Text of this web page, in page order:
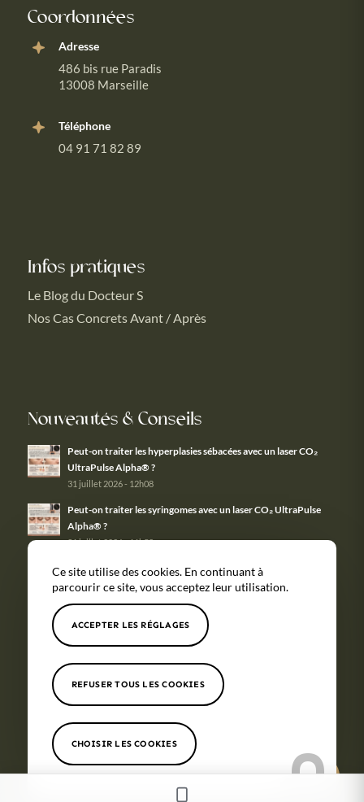
Coordonnées
Adresse
486 bis rue Paradis
13008 Marseille
Téléphone
04 91 71 82 89
Infos pratiques
Le Blog du Docteur S
Nos Cas Concrets Avant / Après
Nouveautés & Conseils
Peut-on traiter les hyperplasies sébacées avec un laser CO₂
UltraPulse Alpha® ?
31 juillet 2026 - 12h08
Peut-on traiter les syringomes avec un laser CO₂ UltraPulse
Alpha® ?
31 juillet 2026 - 11h58
© Copyright - - Site réalisé par
Tous nos
soins
Mentions
légales
Ce site utilise des cookies. En continuant à
parcourir ce site, vous acceptez leur utilisation.
ACCEPTER LES RÉGLAGES
REFUSER TOUS LES COOKIES
CHOISIR LES COOKIES